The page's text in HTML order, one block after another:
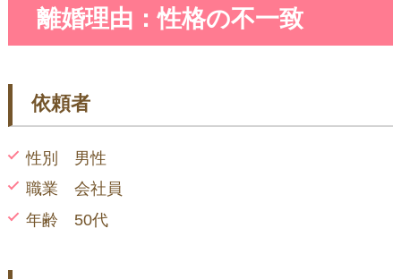
離婚理由：性格の不一致
依頼者
性別 男性
職業 会社員
年齢 50代